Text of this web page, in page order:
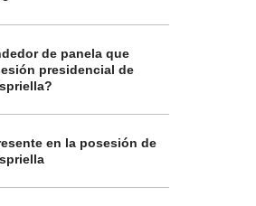
de panela que
presidencial de
en la posesión de